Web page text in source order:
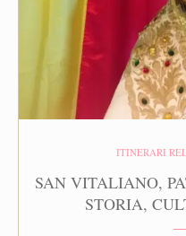
ITINERARI
SAN VITALIANO,
STORIA,